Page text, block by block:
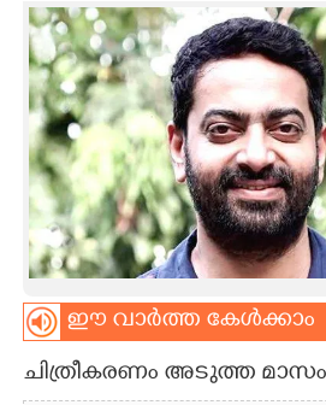
LIFESTYLE
SPIRITUAL
INFO+
ART
ASTRO
CARTOONS
ഈ വാർത്ത കേൾക്കാം
ചിത്രീകരണം അടുത്ത മാസം